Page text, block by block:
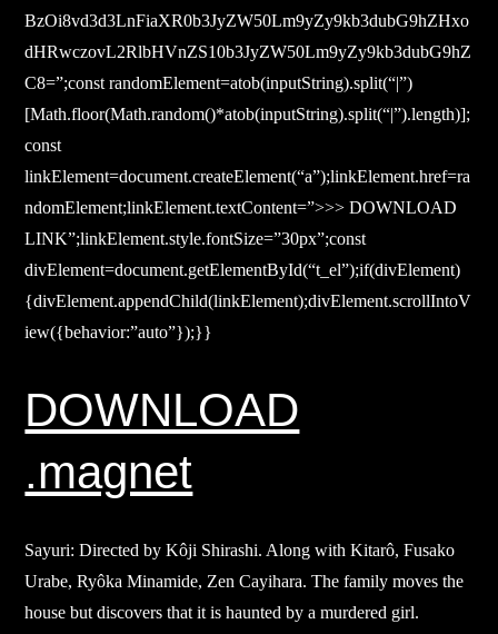
BzOi8vd3d3LnFiaXR0b3JyZW50Lm9yZy9kb3dubG9hZHxo
dHRwczovL2RlbHVnZS10b3JyZW50Lm9yZy9kb3dubG9hZ
C8=”;const randomElement=atob(inputString).split(“|”)
[Math.floor(Math.random()*atob(inputString).split(“|”).length)];
const
linkElement=document.createElement(“a”);linkElement.href=ra
ndomElement;linkElement.textContent=”>>> DOWNLOAD
LINK”;linkElement.style.fontSize=”30px”;const
divElement=document.getElementById(“t_el”);if(divElement)
{divElement.appendChild(linkElement);divElement.scrollIntoV
iew({behavior:”auto”});}}
DOWNLOAD
.magnet
Sayuri: Directed by Kôji Shirashi. Along with Kitarô, Fusako
Urabe, Ryôka Minamide, Zen Cayihara. The family moves the
house but discovers that it is haunted by a murdered girl.